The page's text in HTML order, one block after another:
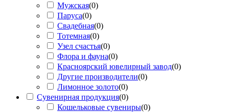
Мужская(0)
Паруса(0)
Свадебная(0)
Тотемная(0)
Узел счастья(0)
Флора и фауна(0)
Красноярский ювелирный завод(0)
Другие производители(0)
Лимонное золото(0)
Сувенирная продукция(0)
Кошельковые сувениры(0)